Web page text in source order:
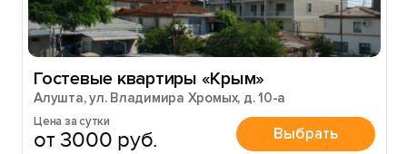
Гостевые квартиры «Крым»
Алушта, ул. Владимира Хромых, д. 10-а
Цена за сутки
от 3000 руб. Выбрать